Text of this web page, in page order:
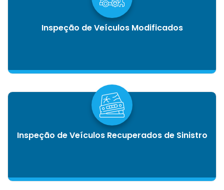
Inspeção de Veículos Modificados
Inspeção de Veículos Recuperados de Sinistro